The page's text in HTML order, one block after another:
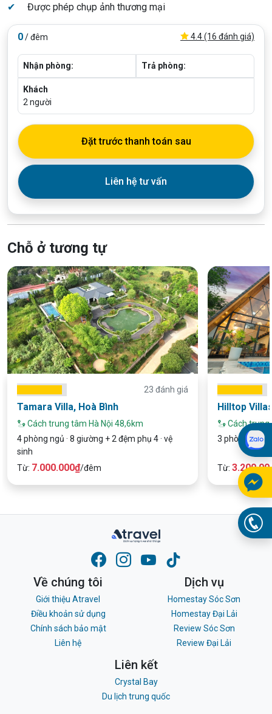
✔
Được phép chụp ảnh thương mại
0/ đêm 4.4 (16 đánh giá)
Nhận phòng: Trả phòng:
Khách
2 người
Đặt trước thanh toán sau
Liên hệ tư vấn
Chỗ ở tương tự
23 đánh giá
Tamara Villa, Hoà Bình
Cách trung tâm Hà Nội 48,6km
4 phòng ngủ · 8 giường + 2 đệm phụ 4 · vệ
sinh
Từ: 7.000.000₫/đêm
Hilltop
Cách trung
3 phòng ngủ ·
Từ:
Về chúng tôi
Giới thiệu Atravel
Điều khoản sử dụng
Chính sách bảo mật
Liên hệ
Dịch vụ
Homestay Sóc Sơn
Homestay Đại Lải
Review Sóc Sơn
Review Đại Lải
Liên kết
Crystal Bay
Du lịch trung quốc